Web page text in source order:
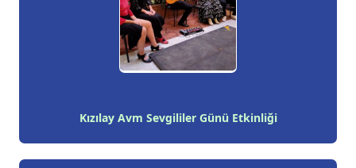
Kızılay Avm Sevgililer Günü Etkinliği